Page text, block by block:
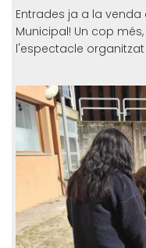
Entrades ja a la venda
Municipal! Un cop
l'espectacle organitzat